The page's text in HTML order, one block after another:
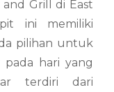
Grill di East
ini memiliki
pilihan untuk
hari yang
terdiri dari